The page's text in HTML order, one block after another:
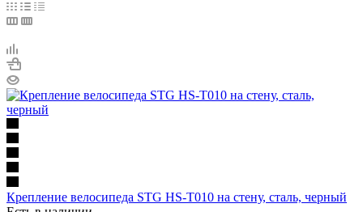
Крепление велосипеда STG HS-T010 на стену, сталь, черный